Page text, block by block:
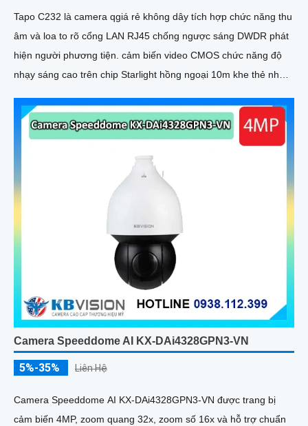
Tapo C232 là camera qgiá rẻ không dây tích hợp chức năng thu
âm và loa to rõ cổng LAN RJ45 chống ngược sáng DWDR phát
hiện người phương tiện. cảm biến video CMOS chức năng độ
nhạy sáng cao trên chip Starlight hồng ngoại 10m khe thẻ nhớ
Camera Speeddome AI KX-DAi4328GPN3-VN
5%-35% Liên Hệ
Camera Speeddome AI KX-DAi4328GPN3-VN được trang bị
cảm biến 4MP, zoom quang 32x, zoom số 16x và hỗ trợ chuẩn